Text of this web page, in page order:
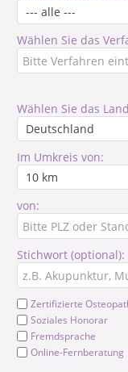
Wählen Sie das
Wählen Sie das
Im Umkreis von:
von:
Stichwort (optional):
Zertifizierte
Soziales Honorar
Fremdsprache
Online-Fernberatung